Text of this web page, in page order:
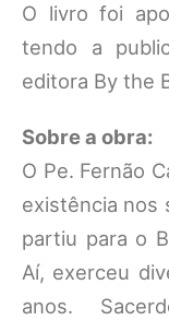
O livro foi
tendo a
editora By the
Sobre a obra:
O Pe. Fernão
existência nos
partiu para o
Aí, exerceu
anos.